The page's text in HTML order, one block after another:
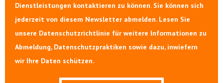
Dienstleistungen kontaktieren zu können. Sie können sich
jederzeit von diesem Newsletter abmelden. Lesen Sie
unsere Datenschutzrichtlinie für weitere Informationen zu
Abmeldung, Datenschutzpraktiken sowie dazu, inwiefern
wir Ihre Daten schützen.